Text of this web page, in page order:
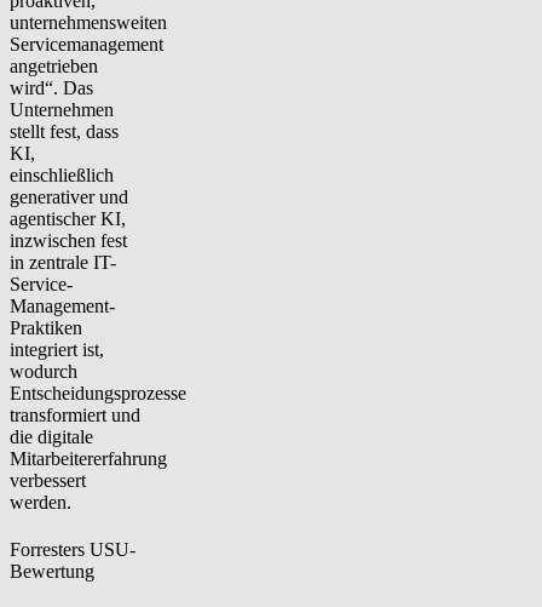
unternehmensweiten
Servicemanagement
angetrieben
wird“. Das
Unternehmen
stellt fest, dass
KI,
einschließlich
generativer und
agentischer KI,
inzwischen fest
in zentrale IT-
Service-
Management-
Praktiken
integriert ist,
wodurch
Entscheidungsprozesse
transformiert und
die digitale
Mitarbeitererfahrung
verbessert
werden.
Forresters USU-
Bewertung